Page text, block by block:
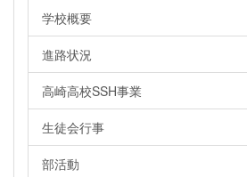
学校概要
進路状況
高崎高校SSH事業
生徒会行事
部活動